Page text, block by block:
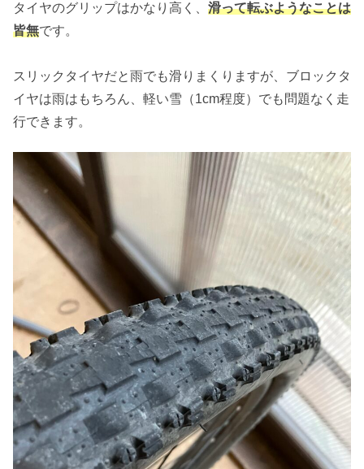
タイヤのグリップはかなり高く、 滑って転ぶようなことは
皆無です。
スリックタイヤだと雨でも滑りまくりますが、ブロックタ
イヤは雨はもちろん、軽い雪（1cm程度）でも問題なく走
行できます。